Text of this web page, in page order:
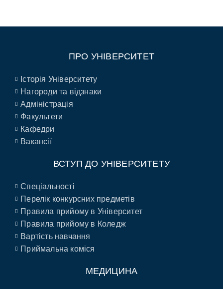
ПРО УНІВЕРСИТЕТ
Історія Університету
Нагороди та відзнаки
Адміністрація
Факультети
Кафедри
Вакансії
ВСТУП ДО УНІВЕРСИТЕТУ
Спеціальності
Перелік конкурсних предметів
Правила прийому в Університет
Правила прийому в Коледж
Вартість навчання
Приймальна коміся
МЕДИЦИНА